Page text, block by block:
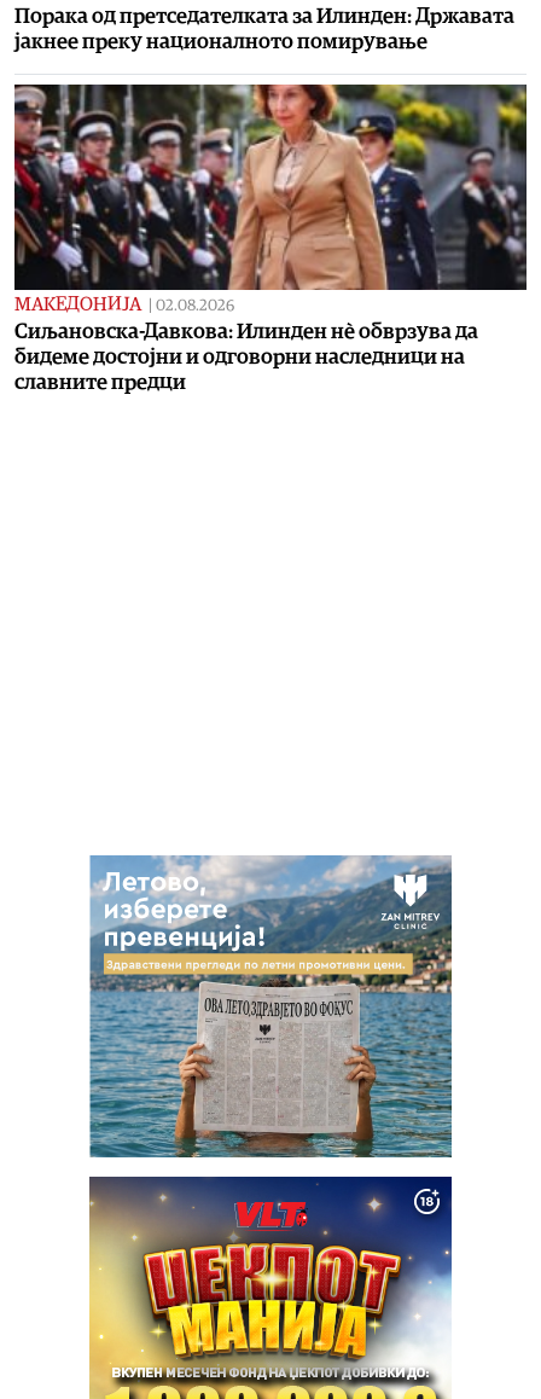
Порака од претседателката за Илинден: Државата
јакнее преку националното помирување
МАКЕДОНИЈА 02.08.2026
Сиљановска-Давкова: Илинден нè обврзува да
бидеме достојни и одговорни наследници на
славните предци